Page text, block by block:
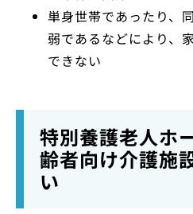
単身世帯であったり、
弱であるなどにより、
できない
特別養護老人ホ
齢者向け介護施
い